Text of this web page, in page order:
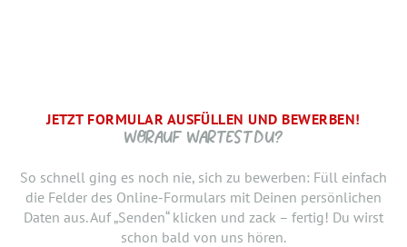
JETZT FORMULAR AUSFÜLLEN UND BEWERBEN!
WORAUF WARTEST DU?
So schnell ging es noch nie, sich zu bewerben: Füll einfach
die Felder des Online-Formulars mit Deinen persönlichen
Daten aus. Auf „Senden“ klicken und zack – fertig! Du wirst
schon bald von uns hören.
BRAUCHEN WIR NOCH ...
SCHRITT.
bist, den neuen Job anzutreten. Du möchtest Deiner
Bewerbung doch noch einen Lebenslauf oder ein anderes
Dokument hinzufügen? Hier kannst Du es hochladen.
DANKE, WIR FREUEN UNS AUF DICH UND MELDEN UNS